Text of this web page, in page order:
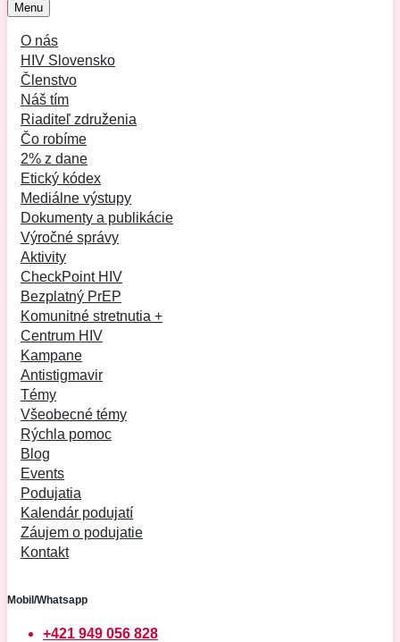
Menu
O nás
HIV Slovensko
Členstvo
Náš tím
Riaditeľ združenia
Čo robíme
2% z dane
Etický kódex
Mediálne výstupy
Dokumenty a publikácie
Výročné správy
Aktivity
CheckPoint HIV
Bezplatný PrEP
Komunitné stretnutia +
Centrum HIV
Kampane
Antistigmavir
Témy
Všeobecné témy
Rýchla pomoc
Blog
Events
Podujatia
Kalendár podujatí
Záujem o podujatie
Kontakt
Mobil/Whatsapp
+421 949 056 828